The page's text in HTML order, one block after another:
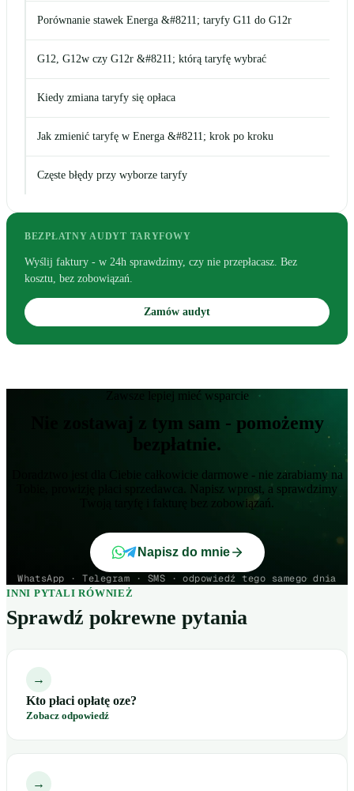
Porównanie stawek Energa &#8211; taryfy G11 do G12r
G12, G12w czy G12r &#8211; którą taryfę wybrać
Kiedy zmiana taryfy się opłaca
Jak zmienić taryfę w Energa &#8211; krok po kroku
Częste błędy przy wyborze taryfy
BEZPŁATNY AUDYT TARYFOWY
Wyślij faktury - w 24h sprawdzimy, czy nie przepłacasz. Bez
kosztu, bez zobowiązań.
Zamów audyt
Zawsze lepiej mieć wsparcie
Nie zostawaj z tym sam - pomożemy
bezpłatnie.
Doradztwo jest dla Ciebie całkowicie darmowe - nie zarabiamy na
Tobie, prowizję płaci sprzedawca. Napisz wprost, a sprawdzimy
Twoją taryfę i fakturę bez zobowiązań.
Napisz do mnie
WhatsApp · Telegram · SMS · odpowiedź tego samego dnia
INNI PYTALI RÓWNIEŻ
Sprawdź pokrewne pytania
→
Kto płaci opłatę oze?
Zobacz odpowiedź
→